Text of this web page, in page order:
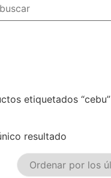
etiquetados “cebu”
resultado